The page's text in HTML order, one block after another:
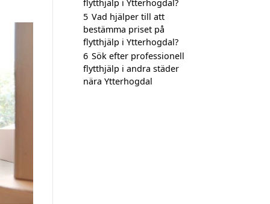
flytthjälp i Ytterhogdal?
5 Vad hjälper till att
bestämma priset på
flytthjälp i Ytterhogdal?
6 Sök efter professionell
flytthjälp i andra städer
nära Ytterhogdal